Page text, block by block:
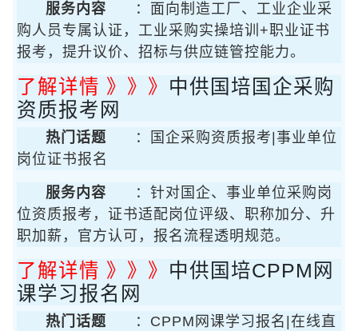
服务内容
：面向制造工厂、工业企业采
购人员专属认证，工业采购实操培训+职业证书
报考，提升议价、招标与供应链管控能力。
了解详情 》》》 中供国培国企采购
资质报考网
热门话题
：国企采购资质报考|事业单位
岗位证书报名
服务内容
：针对国企、事业单位采购岗
位资质报考，证书适配岗位评级、职称加分、升
职加薪，官方认可，报名流程透明规范。
了解详情 》》》 中供国培CPPM网
课学习报名网
热门话题
：CPPM网课学习报名|在线直